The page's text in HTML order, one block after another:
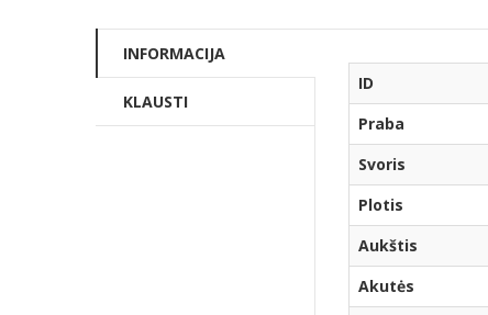
INFORMACIJA
KLAUSTI
ID
Praba
Svoris
Plotis
Aukštis
Akutės